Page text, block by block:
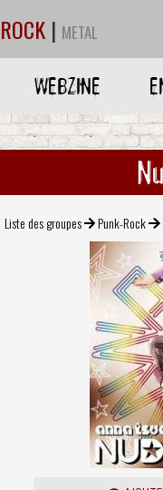
ROCK | METAL
WEBZINE
Liste des groupes Punk-Rock